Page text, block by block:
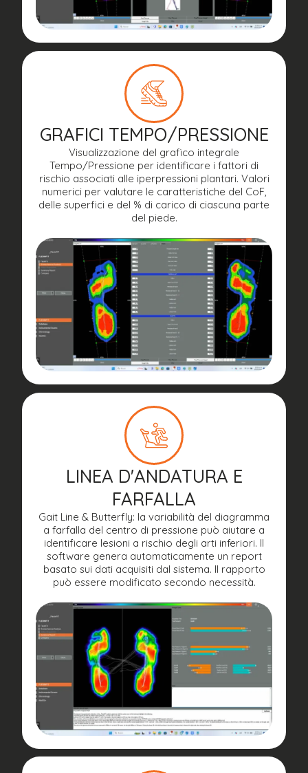
GRAFICI TEMPO/PRESSIONE
Visualizzazione del grafico integrale
Tempo/Pressione per identificare i fattori di
rischio associati alle iperpressioni plantari. Valori
numerici per valutare le caratteristiche del CoF,
delle superfici e del % di carico di ciascuna parte
del piede.
LINEA D'ANDATURA E
FARFALLA
Gait Line & Butterfly: la variabilità del diagramma
a farfalla del centro di pressione può aiutare a
identificare lesioni a rischio degli arti inferiori. Il
software genera automaticamente un report
basato sui dati acquisiti dal sistema. Il rapporto
può essere modificato secondo necessità.